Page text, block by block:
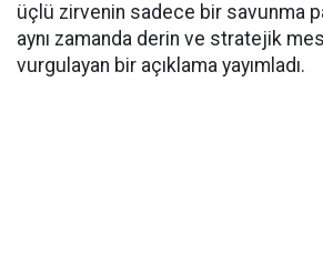
üçlü zirvenin sadece bir savunma
aynı zamanda derin ve stratejik
vurgulayan bir açıklama yayımladı.